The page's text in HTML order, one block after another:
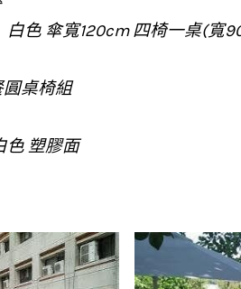
白色 傘寬120cm 四椅一桌(寬
圓桌椅組
色 塑膠面